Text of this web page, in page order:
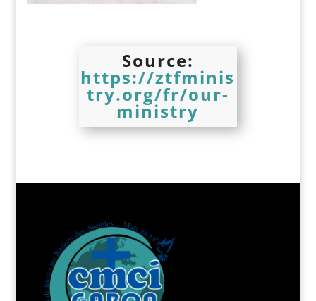
Source:
https://ztfminis
try.org/fr/our-
ministry